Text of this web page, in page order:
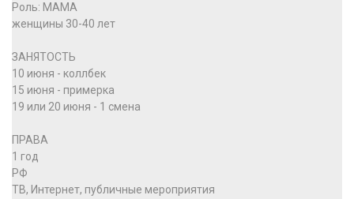
Роль: МАМА
женщины 30-40 лет
ЗАНЯТОСТЬ
10 июня - коллбек
15 июня - примерка
19 или 20 июня - 1 смена
ПРАВА
1 год
РФ
ТВ, Интернет, публичные мероприятия